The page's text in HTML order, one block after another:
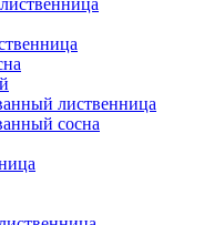
лиственница
сосна